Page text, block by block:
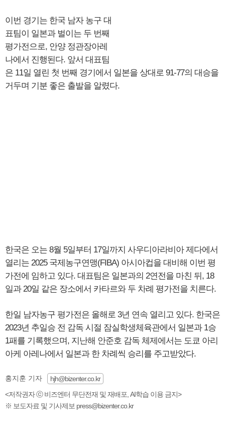
이번 경기는 한국 남자 농구 대
표팀이 일본과 벌이는 두 번째
평가전으로, 안양 정관장아레
나에서 진행된다. 앞서 대표팀
은 11일 열린 첫 번째 경기에서 일본을 상대로 91-77의 대승을
거두며 기분 좋은 출발을 알렸다.
한국은 오는 8월 5일부터 17일까지 사우디아라비아 제다에서
열리는 2025 국제농구연맹(FIBA) 아시아컵을 대비해 이번 평
가전에 임하고 있다. 대표팀은 일본과의 2연전을 마친 뒤, 18
일과 20일 같은 장소에서 카타르와 두 차례 평가전을 치른다.
한일 남자농구 평가전은 올해로 3년 연속 열리고 있다. 한국은
2023년 추일승 전 감독 시절 잠실학생체육관에서 일본과 1승
1패를 기록했으며, 지난해 안준호 감독 체제에서는 도쿄 아리
아케 아레나에서 일본과 한 차례씩 승리를 주고받았다.
홍지훈 기자
hjh@bizenter.co.kr
<저작권자 ⓒ 비즈엔터 무단전재 및 재배포, AI학습 이용 금지>
※ 보도자료 및 기사제보 press@bizenter.co.kr